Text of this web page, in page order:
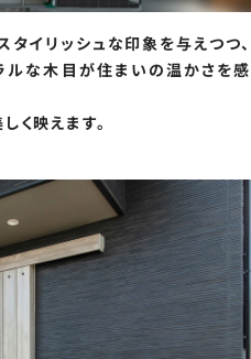
イリッシュな印象を与えつつ、
ルな木目が住まいの温かさを感
く映えます。